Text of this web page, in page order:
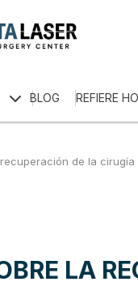
BLOG REFIERE
de la cirugía
LA